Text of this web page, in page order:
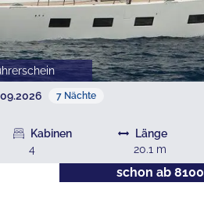
7 Nächte
Kabinen
4
Länge
20.1 m
schon ab 8100